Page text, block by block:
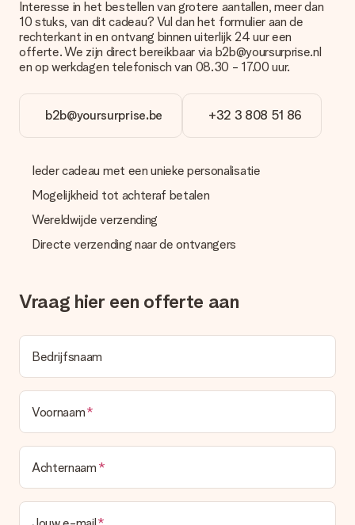
Wordt mijn cadeau ingepakt geleverd?
Momenteel hebben we (nog) geen inpakservice om jouw
cadeau mooi in te pakken. Wel versturen we onze cadeaus in
een feestelijke verzendverpakking. Zo is jouw cadeau klaar om
Levertijd, bezorgopties en verzendkosten
Ja, dat kan! In onze winkelmand kun je bij de meeste cadeaus
worden.
Wat is de levertijd en wanneer heb ik mijn cadeau in huis?
De levertijd is terug te vinden op de productpagina van het
Welke bezorgopties kan ik kiezen?
levering. Per cadeau worden de mogelijke leveropties
weergegeven op de artikelpagina. Het cadeau dat je wilt
bestellen wordt verstuurd als pakketpost of als
brievenbuspakje. Wil je weten of je een pakketje of
brievenbus stuk mag verwachten, neem dan even contact op
met onze klantenservice.
Betalen
Hoe kan ik mijn bestelling betalen?
Wij bieden de volgende betaalmethodes aan: iDeal, Paypal,
Interesse in het bestellen van grotere aantallen, meer dan
10 stuks, van dit cadeau? Vul dan het formulier aan de
rechterkant in en ontvang binnen uiterlijk 24 uur een
offerte. We zijn direct bereikbaar via b2b@yoursurprise.nl
en op werkdagen telefonisch van 08.30 - 17.00 uur.
b2b@yoursurprise.be +32 3 808 51 86
Ieder cadeau met een unieke personalisatie
Mogelijkheid tot achteraf betalen
Wereldwijde verzending
Directe verzending naar de ontvangers
Vraag hier een offerte aan
Bedrijfsnaam
Voornaam
Achternaam